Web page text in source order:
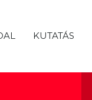
KUTATÁS